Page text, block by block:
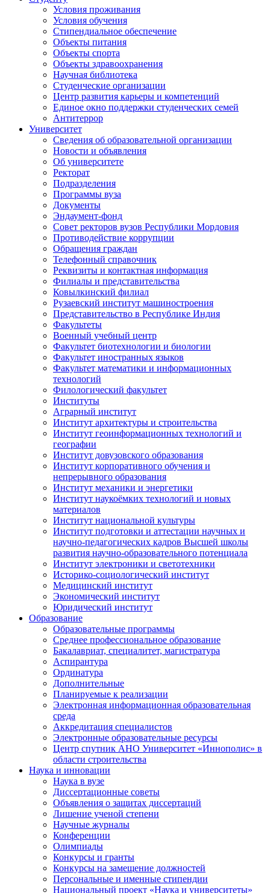
Условия проживания
Условия обучения
Стипендиальное обеспечение
Объекты питания
Объекты спорта
Объекты здравоохранения
Научная библиотека
Студенческие организации
Центр развития карьеры и компетенций
Единое окно поддержки студенческих семей
Антитеррор
Университет
Сведения об образовательной организации
Новости и объявления
Об университете
Ректорат
Подразделения
Программы вуза
Документы
Эндаумент-фонд
Совет ректоров вузов Республики Мордовия
Противодействие коррупции
Обращения граждан
Телефонный справочник
Реквизиты и контактная информация
Филиалы и представительства
Ковылкинский филиал
Рузаевский институт машиностроения
Представительство в Республике Индия
Факультеты
Военный учебный центр
Факультет биотехнологии и биологии
Факультет иностранных языков
Факультет математики и информационных
технологий
Филологический факультет
Институты
Аграрный институт
Институт архитектуры и строительства
Институт геоинформационных технологий и
географии
Институт довузовского образования
Институт корпоративного обучения и
непрерывного образования
Институт механики и энергетики
Институт наукоёмких технологий и новых
материалов
Институт национальной культуры
Институт подготовки и аттестации научных и
научно-педагогических кадров Высшей школы
развития научно-образовательного потенциала
Институт электроники и светотехники
Историко-социологический институт
Медицинский институт
Экономический институт
Юридический институт
Образование
Образовательные программы
Среднее профессиональное образование
Бакалавриат, специалитет, магистратура
Аспирантура
Ординатура
Дополнительные
Планируемые к реализации
Электронная информационная образовательная
среда
Аккредитация специалистов
Электронные образовательные ресурсы
Центр спутник АНО Университет «Иннополис» в
области строительства
Наука и инновации
Наука в вузе
Диссертационные советы
Объявления о защитах диссертаций
Лишение ученой степени
Научные журналы
Конференции
Олимпиады
Конкурсы и гранты
Конкурсы на замещение должностей
Персональные и именные стипендии
Национальный проект «Наука и университеты»